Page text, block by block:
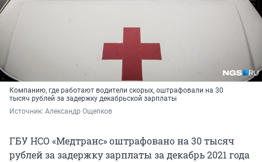
Компанию, где работают водители скорых, оштрафовали на 30
тысяч рублей за задержку декабрьской зарплаты
Источник: Александр Ощепков
ГБУ НСО «Медтранс» оштрафовано на 30 тысяч
рублей за задержку зарплаты за декабрь 2021 года